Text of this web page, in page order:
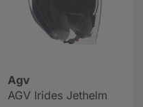
Agv
AGV Irides Jethelm